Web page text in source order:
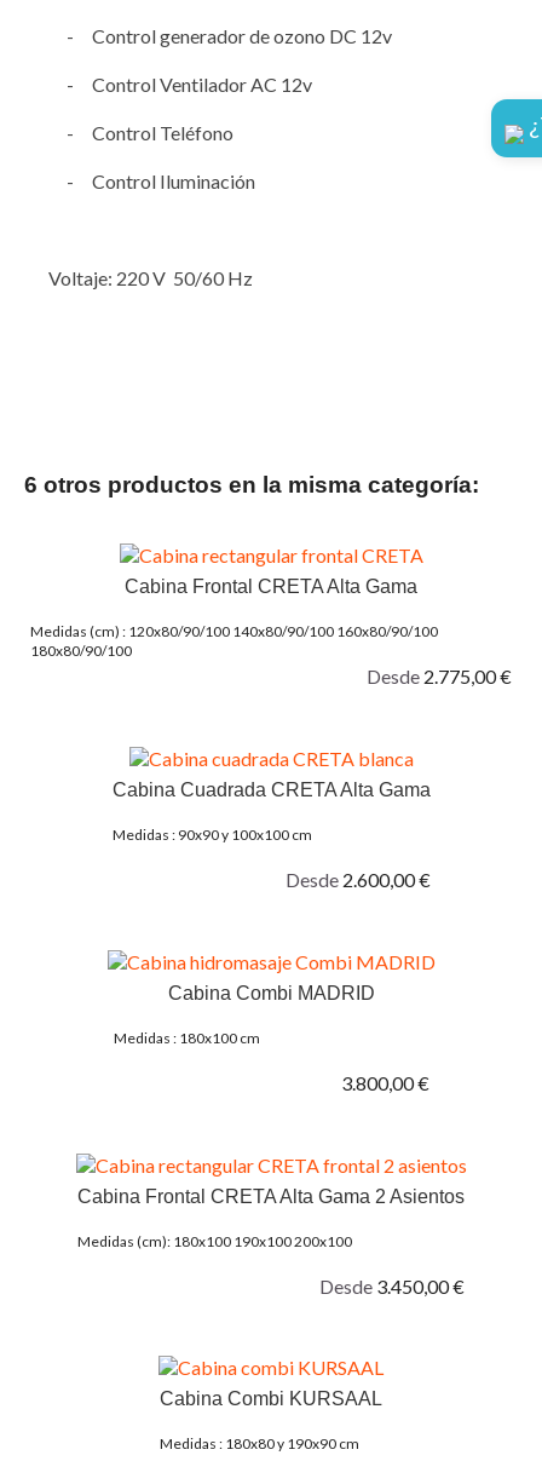
- Control generador de ozono DC 12v
- Control Ventilador AC 12v
- Control Teléfono
- Control Iluminación
Voltaje: 220 V 50/60 Hz
6 otros productos en la misma categoría:
Cabina Frontal CRETA Alta Gama
Medidas (cm) : 120x80/90/100 140x80/90/100 160x80/90/100
180x80/90/100
Desde 2.775,00 €
Cabina Cuadrada CRETA Alta Gama
Medidas : 90x90 y 100x100 cm
Desde 2.600,00 €
Cabina Combi MADRID
Medidas : 180x100 cm
3.800,00 €
Cabina Frontal CRETA Alta Gama 2 Asientos
Medidas (cm): 180x100 190x100 200x100
Desde 3.450,00 €
Cabina Combi KURSAAL
Medidas : 180x80 y 190x90 cm